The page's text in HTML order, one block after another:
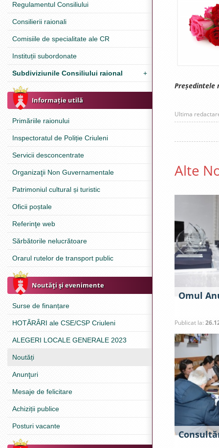
Regulamentul Consiliului
Consilierii raionali
Comisiile de specialitate ale CR
Instituții subordonate
Subdiviziunile Consiliului raional +
Informație utilă
Primăriile raionului
Inspectoratul de Poliție Criuleni
Servicii desconcentrate
Organizaţii Non Guvernamentale
Patrimoniul cultural și turistic
Oficii poștale
Referinţe web
Sărbătorile nelucrătoare
Orarul rutelor de transport public
Noutăţi şi evenimente
Surse de finanțare
HOTĂRÂRI ale CSE/CSP Criuleni
ALEGERI LOCALE GENERALE 2023
Noutăți
Anunţuri
Mesaje de felicitare
Achiziții publice
Posturi vacante
Președintele
Ultima
Alte
Omul
Publicat la: